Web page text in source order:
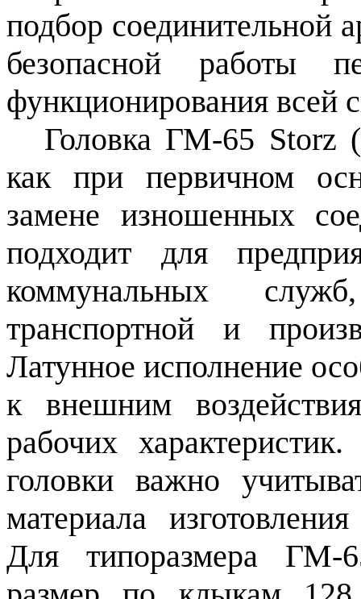
подбор соединительной
безопасной работы
функционирования всей
Головка ГМ-65 Storz
как при первичном
замене изношенных
подходит для
коммунальных
транспортной и
Латунное исполнение
к внешним
рабочих
головки важно
материала
Для типоразмера ГМ-